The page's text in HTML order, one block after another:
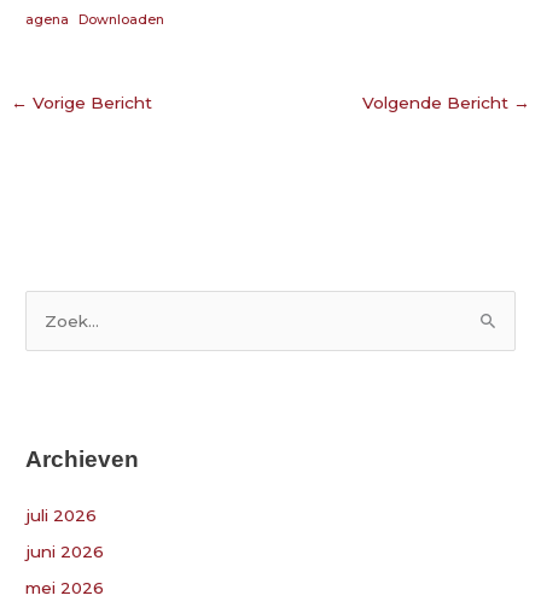
agena
Downloaden
← Vorige Bericht Volgende Bericht →
n
a
r
:
Archieven
juli 2026
juni 2026
mei 2026